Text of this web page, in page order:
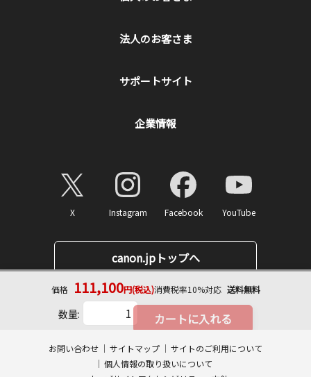
価格 111,100円(税込)消費税率10%対応 送料無料
数量: カートに入れる
・長期保証
法人のお客さま
サポートサイト
企業情報
X Instagram Facebook YouTube
canon.jpトップへ
お問い合わせ サイトマップ
サイトのご利用について
個人情報の取り扱いについて